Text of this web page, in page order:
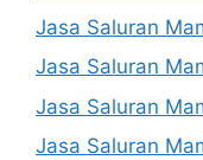
Jasa Saluran
Jasa Saluran
Jasa Saluran
Jasa Saluran